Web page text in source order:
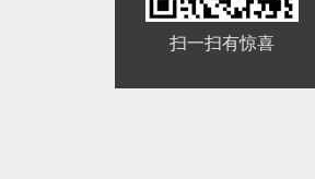
扫一扫有惊喜